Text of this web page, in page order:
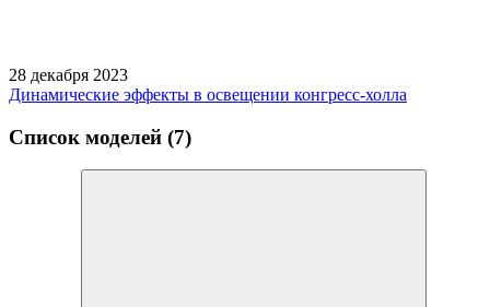
28 декабря 2023
Динамические эффекты в освещении конгресс-холла
Список моделей (7)